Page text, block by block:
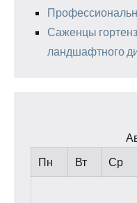
Саженцы
ландшафтного
Пн
Вт Ср